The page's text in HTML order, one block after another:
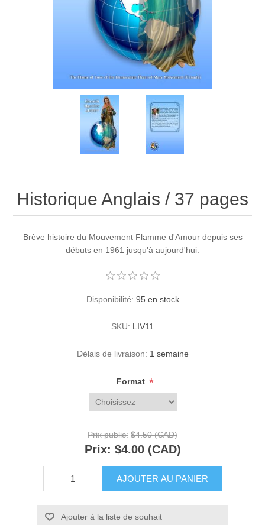
Historique Anglais / 37 pages
Brève histoire du Mouvement Flamme d'Amour depuis ses
débuts en 1961 jusqu'à aujourd'hui.
Disponibilité: 95 en stock
SKU: LIV11
Délais de livraison: 1 semaine
Format *
Prix public: $4.50 (CAD)
Prix: $4.00 (CAD)
AJOUTER AU PANIER
Ajouter à la liste de souhait